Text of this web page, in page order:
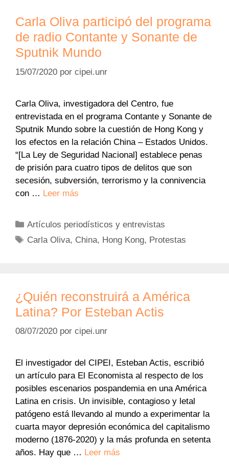
Carla Oliva participó del programa
de radio Contante y Sonante de
Sputnik Mundo
15/07/2020 por cipei.unr
Carla Oliva, investigadora del Centro, fue
entrevistada en el programa Contante y Sonante de
Sputnik Mundo sobre la cuestión de Hong Kong y
los efectos en la relación China – Estados Unidos.
“[La Ley de Seguridad Nacional] establece penas
de prisión para cuatro tipos de delitos que son
secesión, subversión, terrorismo y la connivencia
con … Leer más
Categorías
Artículos periodísticos y entrevistas
Etiquetas
Carla Oliva, China, Hong Kong, Protestas
¿Quién reconstruirá a América
Latina? Por Esteban Actis
08/07/2020 por cipei.unr
El investigador del CIPEI, Esteban Actis, escribió
un artículo para El Economista al respecto de los
posibles escenarios pospandemia en una América
Latina en crisis. Un invisible, contagioso y letal
patógeno está llevando al mundo a experimentar la
cuarta mayor depresión económica del capitalismo
moderno (1876-2020) y la más profunda en setenta
años. Hay que … Leer más